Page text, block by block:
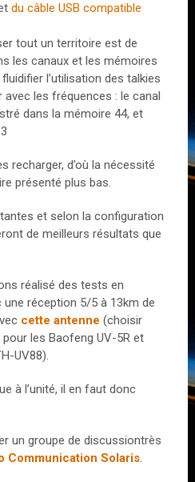
du câble USB compatible
tout un territoire est de
les canaux et les mémoires
l’utilisation des talkies
les fréquences : le canal
dans la mémoire 44, et
recharger, d’où la nécessité
présenté plus bas.
et selon la configuration
de meilleurs résultats que
réalisé des tests en
réception 5/5 à 13km de
cette antenne (choisir
les Baofeng UV-5R et
UV88).
à l’unité, il en faut donc
un groupe de discussiontrès
Communication Solaris.